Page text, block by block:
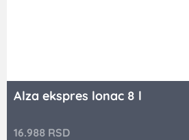
Alza ekspres lonac 8 l
16.988 RSD